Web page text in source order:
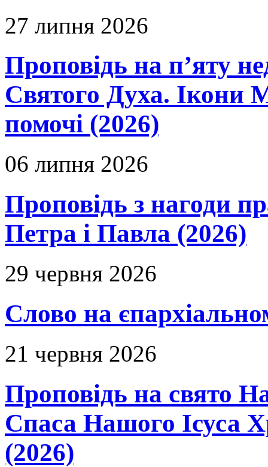
27 липня 2026
Проповідь на п’яту
Святого Духа. Ікони
помочі (2026)
06 липня 2026
Проповідь з нагоди
Петра і Павла (2026)
29 червня 2026
Слово на
21 червня 2026
Проповідь на свято
Спаса Нашого Ісуса
(2026)